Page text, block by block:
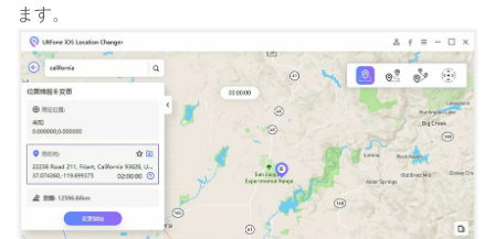
ます。